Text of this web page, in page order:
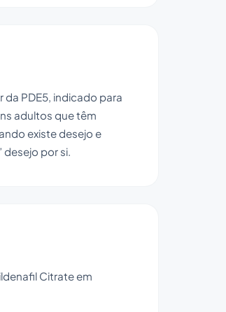
PDE5, indicado para
adultos que têm
existe desejo e
por si.
Citrate em